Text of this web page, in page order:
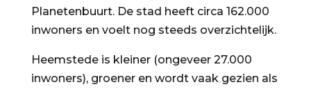
Planetenbuurt. De stad heeft circa 162.000
inwoners en voelt nog steeds overzichtelijk.
Heemstede is kleiner (ongeveer 27.000
inwoners), groener en wordt vaak gezien als